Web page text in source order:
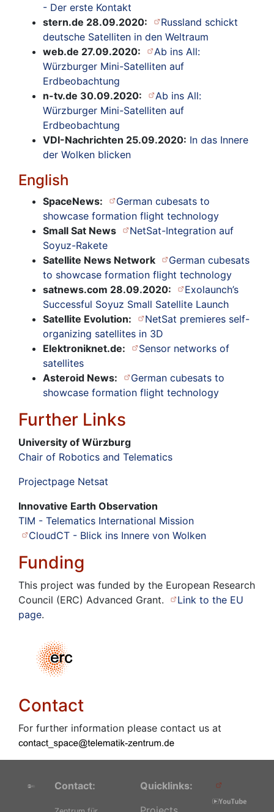
- Der erste Kontakt
stern.de 28.09.2020:
Russland schickt
deutsche Satelliten in den Weltraum
web.de 27.09.2020:
Ab ins All:
Würzburger Mini-Satelliten auf
Erdbeobachtung
n-tv.de 30.09.2020:
Ab ins All:
Würzburger Mini-Satelliten auf
Erdbeobachtung
VDI-Nachrichten 25.09.2020: In das Innere
der Wolken blicken
English
SpaceNews:
German cubesats to
showcase formation flight technology
Small Sat News
NetSat-Integration auf
Soyuz-Rakete
Satellite News Network
German cubesats
to showcase formation flight technology
satnews.com 28.09.2020:
Exolaunch’s
Successful Soyuz Small Satellite Launch
Satellite Evolution:
NetSat premieres self-
organizing satellites in 3D
Elektroniknet.de:
Sensor networks of
satellites
Asteroid News:
German cubesats to
showcase formation flight technology
Further Links
University of Würzburg
Chair of Robotics and Telematics
Projectpage Netsat
Innovative Earth Observation
TIM - Telematics International Mission
CloudCT - Blick ins Innere von Wolken
Funding
This project was funded by the European Research
Council (ERC) Advanced Grant.
Link to the EU
page.
Contact
For further information please contact us at
Contact:
Quicklinks: